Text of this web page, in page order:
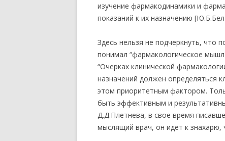
изучение фармакодинамики и
показаний к их назначению
Здесь нельзя не подчеркнуть, что
понимал “фармакологическое
“Очерках клинической
назначений должен определяться
этом приоритетным фактором.
быть эффективным и
Д.Д.Плетнева, в свое время
мыслящий врач, он идет к знахарю,